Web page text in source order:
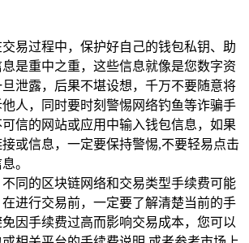
交易过程中，保护好自己的钱包私钥、助
是重中之重，这些信息就像是您数字资
泄露，后果不堪设想，千万不要随意将
人，同时要时刻警惕网络钓鱼等诈骗手
信的网站或应用中输入钱包信息，如果
或信息，一定要保持警惕,不要轻易点击
。
不同的区块链网络和交易类型手续费可能
进行交易前，一定要了解清楚当前的手
因手续费过高而影响交易成本，您可以